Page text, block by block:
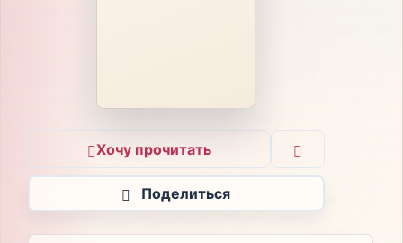
Хочу прочитать
Поделиться